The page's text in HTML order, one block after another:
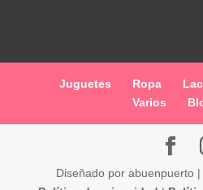
Juguetes Ropa
Varios
Diseñado por abuenpuerto |